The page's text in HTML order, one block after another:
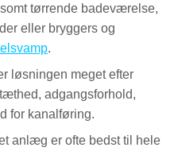
tørrende badeværelse,
eller bryggers og
.
løsningen meget efter
adgangsforhold,
for kanalføring.
anlæg er ofte bedst til hele